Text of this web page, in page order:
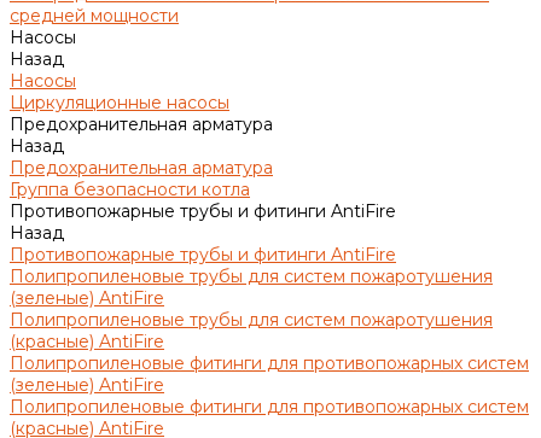
средней мощности
Насосы
Назад
Насосы
Циркуляционные насосы
Предохранительная арматура
Назад
Предохранительная арматура
Группа безопасности котла
Противопожарные трубы и фитинги AntiFire
Назад
Противопожарные трубы и фитинги AntiFire
Полипропиленовые трубы для систем пожаротушения
(зеленые) AntiFire
Полипропиленовые трубы для систем пожаротушения
(красные) AntiFire
Полипропиленовые фитинги для противопожарных систем
(зеленые) AntiFire
Полипропиленовые фитинги для противопожарных систем
(красные) AntiFire